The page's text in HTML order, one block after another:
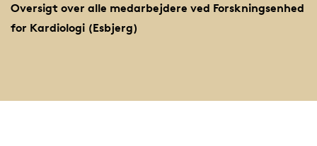
Oversigt over alle medarbejdere ved Forskningsenhed
for Kardiologi (Esbjerg)